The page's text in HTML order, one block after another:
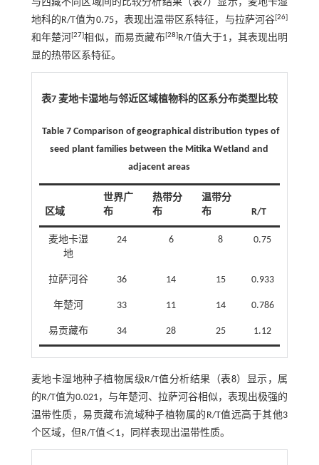
与西藏不同区域间的比较分析结果（表7）显示，麦地卡湿
地科的R/T值为0.75，表现出温带区系特征，与拉萨河谷[26]
和年楚河[27]相似，而易贡藏布[28]R/T值大于1，其表现出明
显的热带区系特征。
表7 麦地卡湿地与邻近区域植物科的区系分布类型比较
​​ Table 7 Comparison of geographical distribution types of
seed plant families between the Mitika Wetland and
adjacent areas​
区域
世界广
布
热带分
布
温带分
布
R/T
麦地卡湿
地
24 6 8 0.75
拉萨河谷 36 14 15 0.933
年楚河 33 11 14 0.786
易贡藏布 34 28 25 1.12
麦地卡湿地种子植物属级R/T值分析结果（表8）显示，属
的R/T值为0.021，与年楚河、拉萨河谷相似，表现出极强的
温带性质，易贡藏布流域种子植物属的R/T值远高于其他3
个区域，但R/T值＜1，同样表现出温带性质。